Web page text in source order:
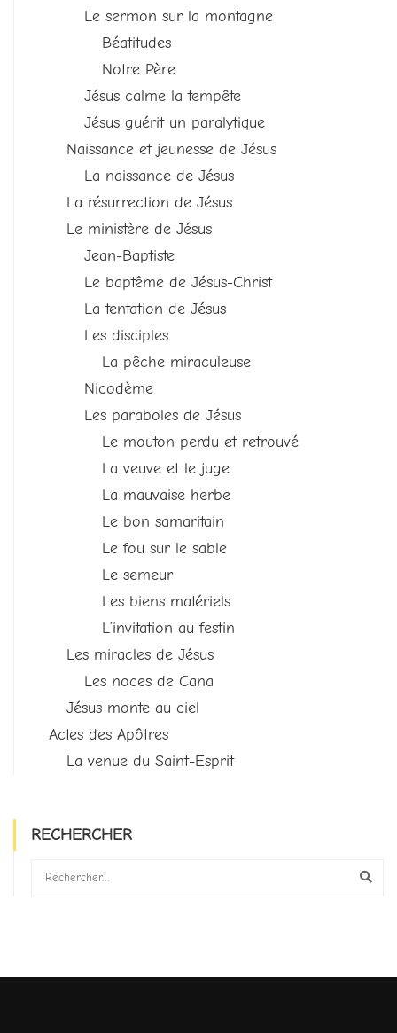
Le sermon sur la montagne
Béatitudes
Notre Père
Jésus calme la tempête
Jésus guérit un paralytique
Naissance et jeunesse de Jésus
La naissance de Jésus
La résurrection de Jésus
Le ministère de Jésus
Jean-Baptiste
Le baptême de Jésus-Christ
La tentation de Jésus
Les disciples
La pêche miraculeuse
Nicodème
Les paraboles de Jésus
Le mouton perdu et retrouvé
La veuve et le juge
La mauvaise herbe
Le bon samaritain
Le fou sur le sable
Le semeur
Les biens matériels
L’invitation au festin
Les miracles de Jésus
Les noces de Cana
Jésus monte au ciel
Actes des Apôtres
La venue du Saint-Esprit
RECHERCHER